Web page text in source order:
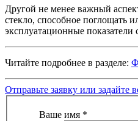
Другой не менее важный
стекло, способное поглощать
эксплуатационные
Читайте подробнее в разделе:
Отправьте заявку или задайте
Ваше имя *